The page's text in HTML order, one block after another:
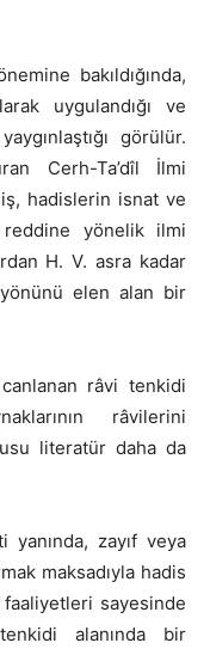
bakıldığında,
uygulandığı ve
görülür.
Cerh-Ta’dîl İlmi
hadislerin isnat ve
yönelik ilmi
H. V. asra kadar
elen alan bir
râvi tenkidi
râvilerini
literatür daha da
yanında, zayıf veya
maksadıyla hadis
sayesinde
alanında bir